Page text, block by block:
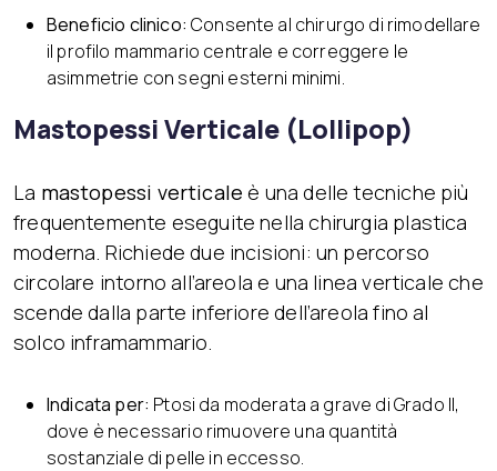
Beneficio clinico: Consente al chirurgo di rimodellare
il profilo mammario centrale e correggere le
asimmetrie con segni esterni minimi.
Mastopessi Verticale (Lollipop)
La mastopessi verticale è una delle tecniche più
frequentemente eseguite nella chirurgia plastica
moderna. Richiede due incisioni: un percorso
circolare intorno all’areola e una linea verticale che
scende dalla parte inferiore dell’areola fino al
solco inframammario.
Indicata per: Ptosi da moderata a grave di Grado II,
dove è necessario rimuovere una quantità
sostanziale di pelle in eccesso.